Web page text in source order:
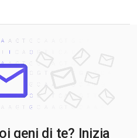
geni di te? Inizia